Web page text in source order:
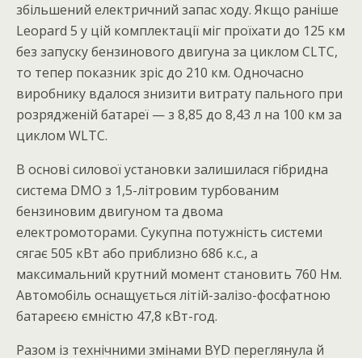
збільшений електричний запас ходу. Якщо раніше
Leopard 5 у цій комплектації міг проїхати до 125 км
без запуску бензинового двигуна за циклом CLTC,
то тепер показник зріс до 210 км. Одночасно
виробнику вдалося знизити витрату пального при
розрядженій батареї — з 8,85 до 8,43 л на 100 км за
циклом WLTC.
В основі силової установки залишилася гібридна
система DMO з 1,5-літровим турбованим
бензиновим двигуном та двома
електромоторами. Сукупна потужність системи
сягає 505 кВт або приблизно 686 к.с., а
максимальний крутний момент становить 760 Нм.
Автомобіль оснащується літій-залізо-фосфатною
батареєю ємністю 47,8 кВт-год.
Разом із технічними змінами BYD переглянула й